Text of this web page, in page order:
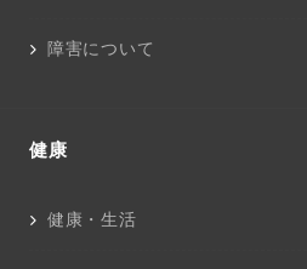
障害について
健康
健康・生活